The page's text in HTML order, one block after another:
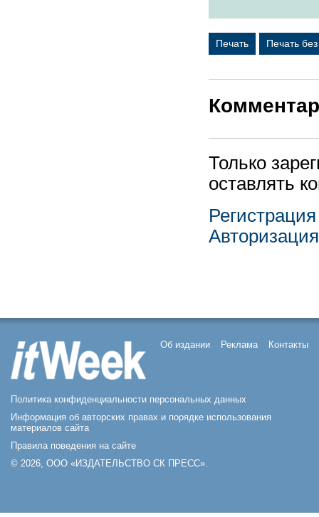
Печать Печать
Только
оставлять
Регистрация
Авторизация
Об издании Реклама Контакты
Политика конфиденциальности персональных данных
Информация об авторских правах и порядке использования
материалов сайта
Правила поведения на сайте
© 2026, ООО «ИЗДАТЕЛЬСТВО СК ПРЕСС».